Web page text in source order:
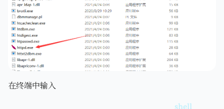
在终端中输入